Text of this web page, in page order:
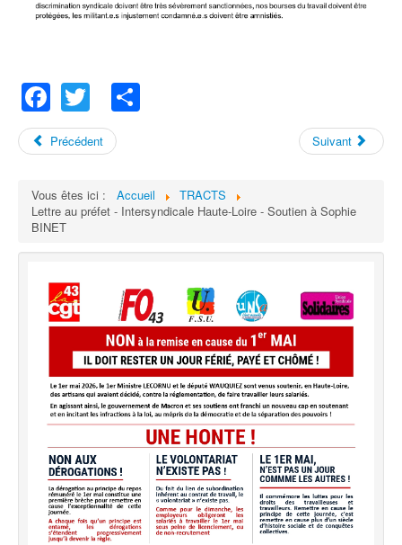
Facebook
Twitter
Précédent Suivant
Vous êtes ici : Accueil
TRACTS
Lettre au préfet - Intersyndicale Haute-Loire - Soutien à Sophie
BINET